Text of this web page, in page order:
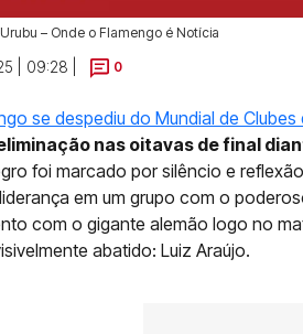
– Onde o Flamengo é Notícia
| 09:28 | 0
se despediu do Mundial de Clubes
nas oitavas de final
foi marcado por silêncio e
em um grupo com o
com o gigante alemão logo no
abatido: Luiz Araújo.